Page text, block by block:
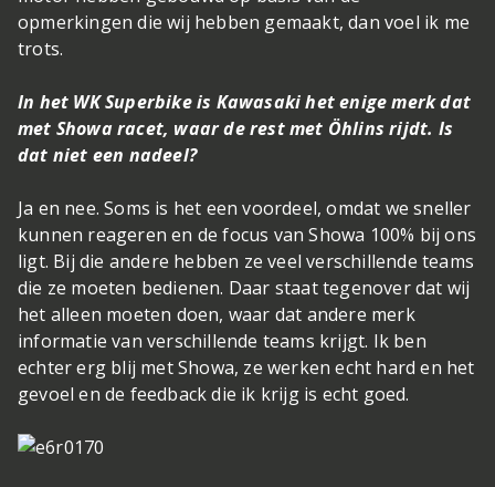
opmerkingen die wij hebben gemaakt, dan voel ik me
trots.
In het WK Superbike is Kawasaki het enige merk dat
met Showa racet, waar de rest met Öhlins rijdt. Is
dat niet een nadeel?
Ja en nee. Soms is het een voordeel, omdat we sneller
kunnen reageren en de focus van Showa 100% bij ons
ligt. Bij die andere hebben ze veel verschillende teams
die ze moeten bedienen. Daar staat tegenover dat wij
het alleen moeten doen, waar dat andere merk
informatie van verschillende teams krijgt. Ik ben
echter erg blij met Showa, ze werken echt hard en het
gevoel en de feedback die ik krijg is echt goed.